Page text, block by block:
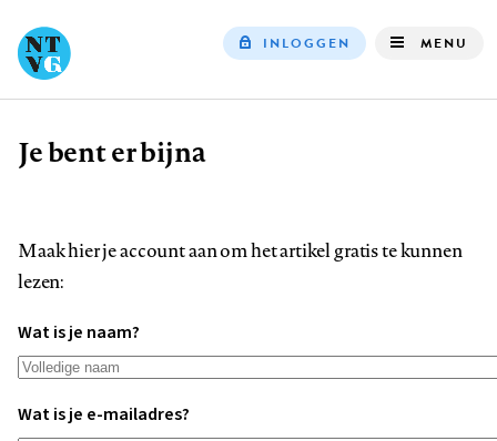
INLOGGEN MENU
Kruimelpad
Je bent er bijna
Maak hier je account aan om het artikel gratis te kunnen
lezen:
Wat is je naam?
Wat is je e-mailadres?